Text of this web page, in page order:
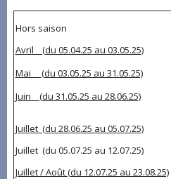
Hors saison
Avril (du 05.04.25 au 03.05.25)
Mai (du 03.05.25 au 31.05.25)
Juin (du 31.05.25 au 28.06.25)
Juillet (du 28.06.25 au 05.07.25)
Juillet (du 05.07.25 au 12.07.25)
Juillet / Août (du 12.07.25 au 23.08.25)